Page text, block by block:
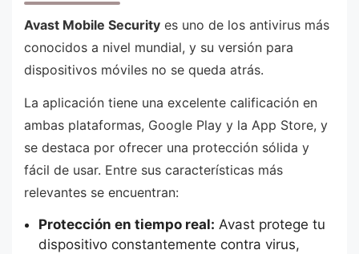
Avast Mobile Security es uno de los antivirus más
conocidos a nivel mundial, y su versión para
dispositivos móviles no se queda atrás.
La aplicación tiene una excelente calificación en
ambas plataformas, Google Play y la App Store, y
se destaca por ofrecer una protección sólida y
fácil de usar. Entre sus características más
relevantes se encuentran:
Protección en tiempo real: Avast protege tu
dispositivo constantemente contra virus,